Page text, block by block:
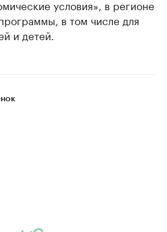
условия», в регионе
в том числе для
и детей.